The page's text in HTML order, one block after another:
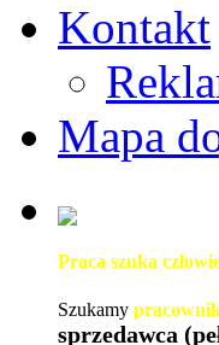
Kontakt
Mapa
Praca szuka
Szukamy
sprzedawca